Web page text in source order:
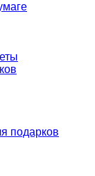
подарков